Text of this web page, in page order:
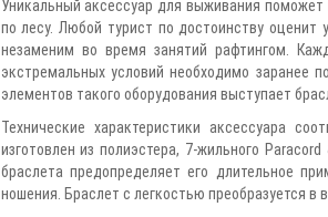
Уникальный аксессуар для выживания поможет
по лесу. Любой турист по достоинству оценит
незаменим во время занятий рафтингом.
экстремальных условий необходимо заранее
элементов такого оборудования выступает
Технические характеристики аксессуара
изготовлен из полиэстера, 7-жильного
браслета предопределяет его длительное
ношения. Браслет с легкостью преобразуется в